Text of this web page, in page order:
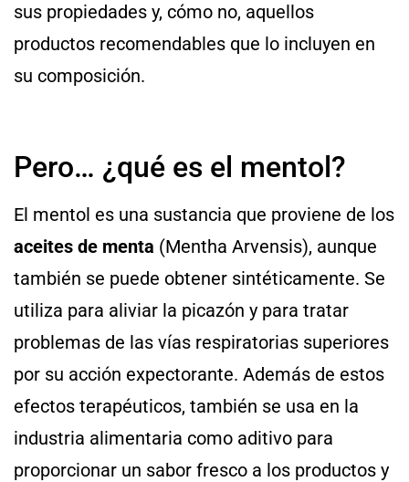
sus propiedades y, cómo no, aquellos
productos recomendables que lo incluyen en
su composición.
Pero… ¿qué es el mentol?
El mentol es una sustancia que proviene de los
aceites de menta (Mentha Arvensis), aunque
también se puede obtener sintéticamente. Se
utiliza para aliviar la picazón y para tratar
problemas de las vías respiratorias superiores
por su acción expectorante. Además de estos
efectos terapéuticos, también se usa en la
industria alimentaria como aditivo para
proporcionar un sabor fresco a los productos y